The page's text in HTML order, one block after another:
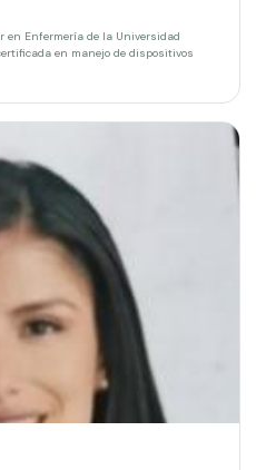
Enfermería de la Universidad
en manejo de dispositivos